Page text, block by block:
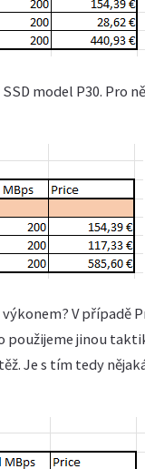
model P30. Pro
V případě
jinou
Je s tím tedy